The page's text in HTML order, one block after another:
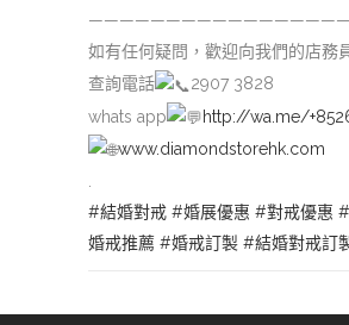
—————————————————
如有任何疑問，歡迎向我們的店務
查詢電話
2907 3828
whats app
http://wa.me/
www.diamondstorehk.com
.
#結婚對戒 #婚展優惠 #對戒優惠
婚戒推薦 #婚戒訂製 #結婚對戒訂